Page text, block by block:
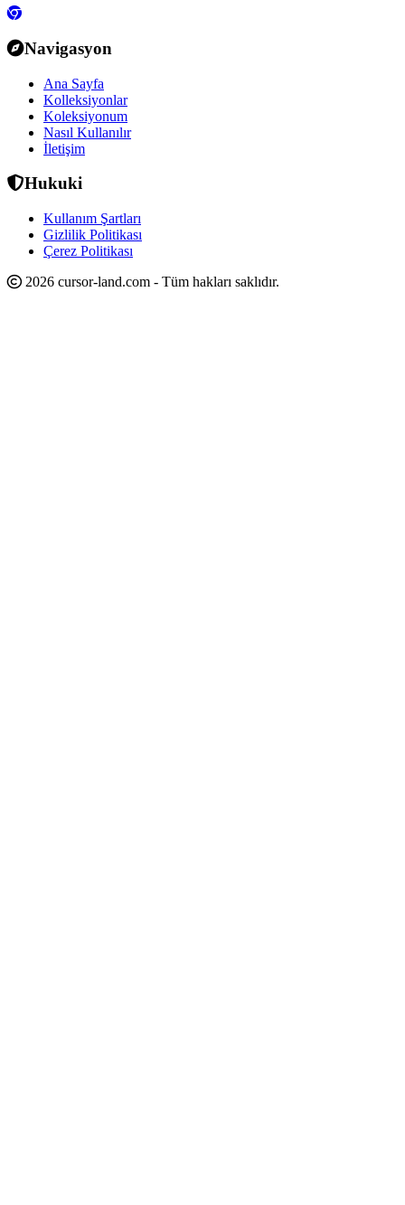
Navigasyon
Ana Sayfa
Kolleksiyonlar
Koleksiyonum
Nasıl Kullanılır
İletişim
Hukuki
Kullanım Şartları
Gizlilik Politikası
Çerez Politikası
2026 cursor-land.com - Tüm hakları saklıdır.